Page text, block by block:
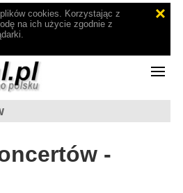
cookies. Korzystając z
na ich użycie zgodnie z
-